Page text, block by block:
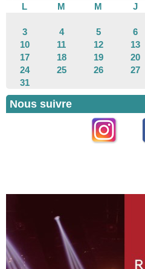
L
M M J
3
4 5 6
10
11 12 13
17
18 19 20
24
25 26 27
31
Nous suivre